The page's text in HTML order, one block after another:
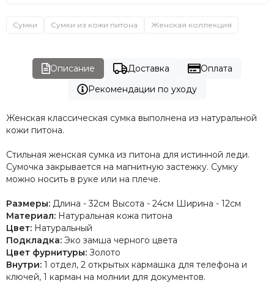
Сумки Сумки из кожи питона Женская коллекция
Описание Доставка
Оплата
Рекомендации по уходу
Женская классическая сумка выполнена из натуральной
кожи питона.
Стильная женская сумка из питона для истинной леди.
Сумочка закрывается на магнитную застежку. Сумку
можно носить в руке или на плече.
Размеры: Длина - 32см Высота - 24см Ширина - 12см
Материал: Натуральная кожа питона
Цвет: Натуральный
Подкладка: Эко замша черного цвета
Цвет фурнитуры: Золото
Внутри: 1 отдел, 2 открытых кармашка для телефона и
ключей, 1 карман на молнии для документов.